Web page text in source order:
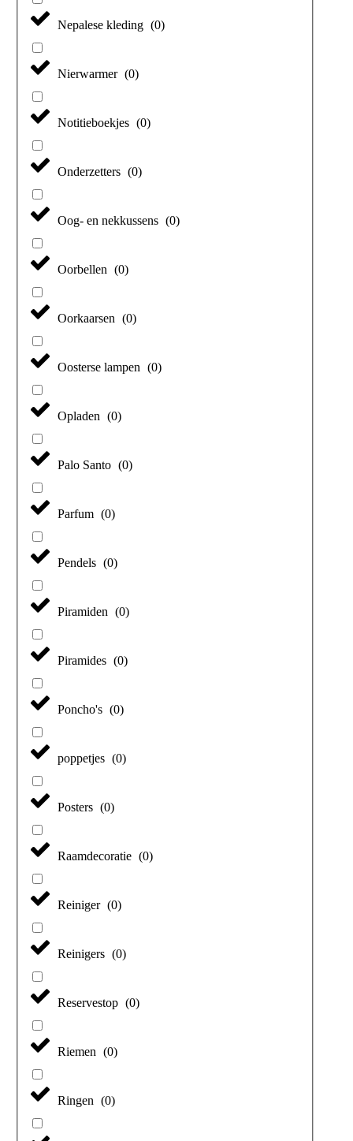
Nepalese kleding (0)
Nierwarmer (0)
Notitieboekjes (0)
Onderzetters (0)
Oog- en nekkussens (0)
Oorbellen (0)
Oorkaarsen (0)
Oosterse lampen (0)
Opladen (0)
Palo Santo (0)
Parfum (0)
Pendels (0)
Piramiden (0)
Piramides (0)
Poncho's (0)
poppetjes (0)
Posters (0)
Raamdecoratie (0)
Reiniger (0)
Reinigers (0)
Reservestop (0)
Riemen (0)
Ringen (0)